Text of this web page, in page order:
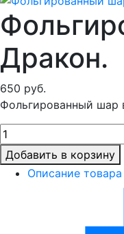
Дракон.
650 руб.
Фольгированный шар
Добавить в корзину
Описание товара